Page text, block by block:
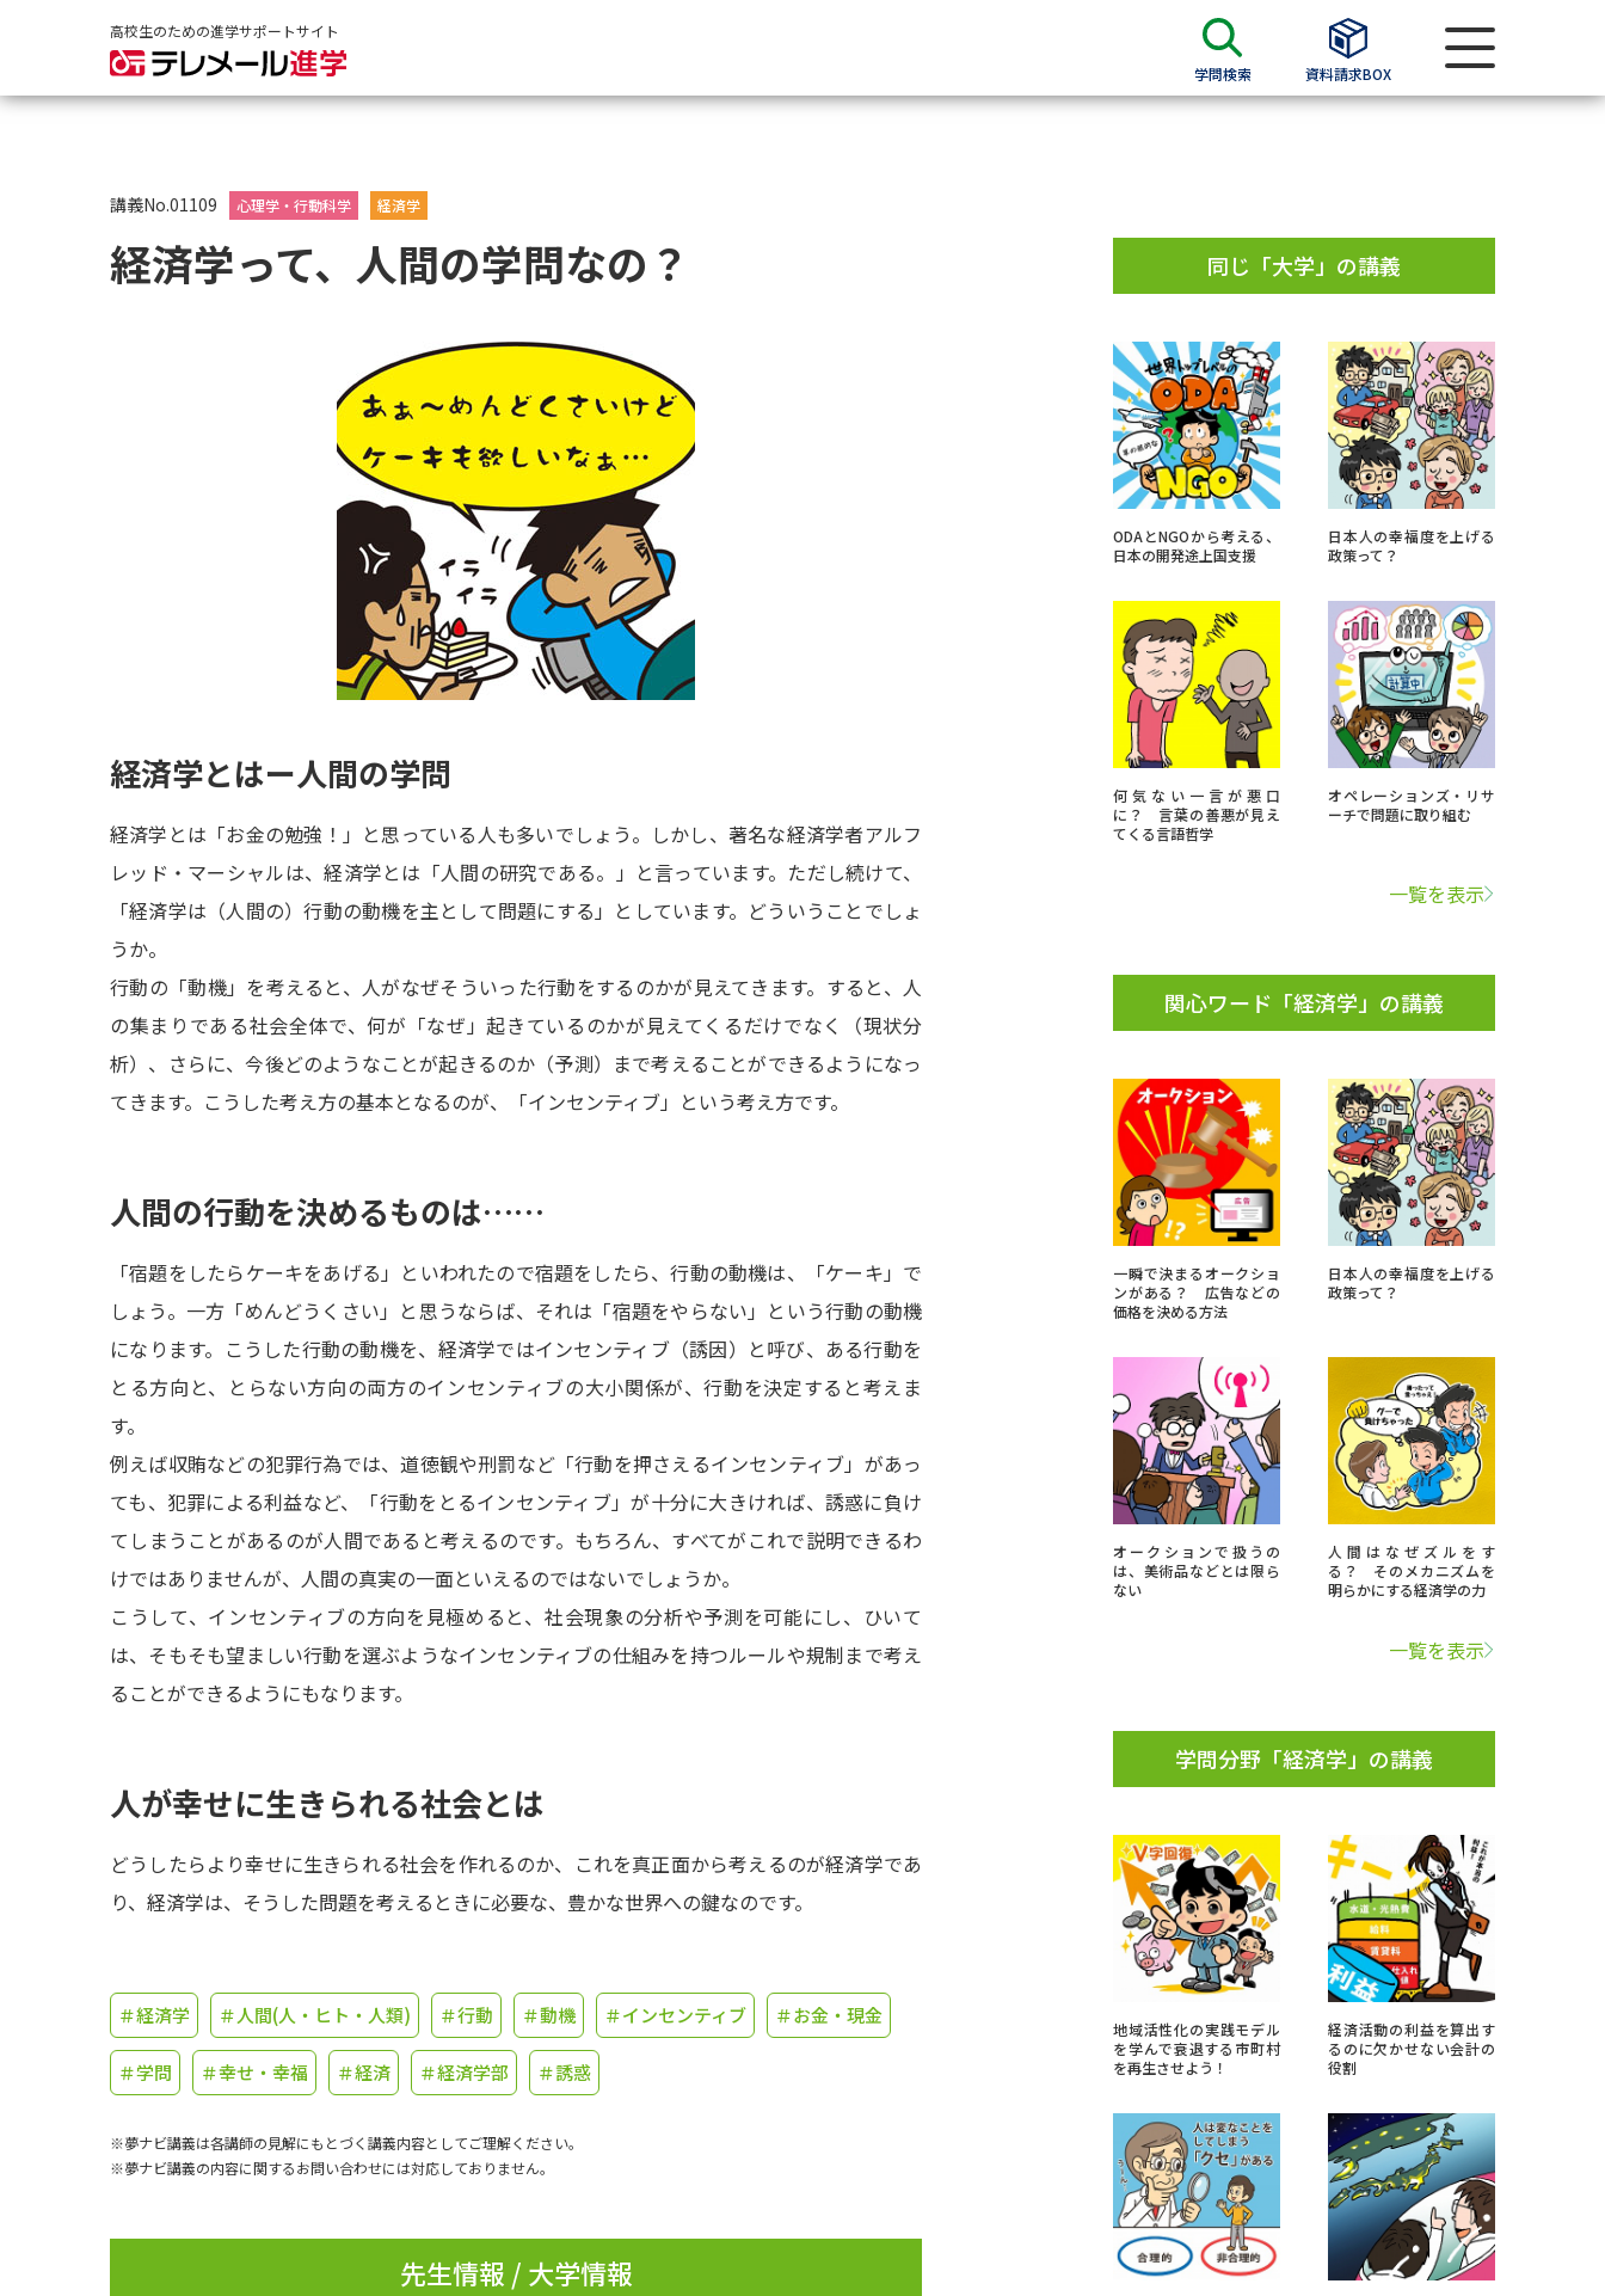
高校生のための進学サポートサイト
学問検索 資料請求BOX
大学入学共通テスト利用選抜の募集要項＆願書
過去問題集
留学・進学関連、塾・予備校
小学校教員資格認定試験
大学検索
大学で学べる内容や特徴を調べる
新増設大学・学部・学科特集
新学年スタート号特集ページ（高3生用）
新学年スタート号特集ページ（高2生用）
SELFBRAND特集ページ
実施プログラムから探す
来場型・Web型イベント特集
受験準備
志望校・出願校を調べる
併願校選び 受験スケジュールを立てよう
先輩が入学を決めた理由
新生活お役立ちガイド
学問発見
ユーザーサポート
Ｑ＆Ａ よくあるご質問
このサイトについて
資料の料金のお支払いについて 受付内容・発送状況の確認 テレメール
お支払いサイト
お問合せ先 テレメール進学カタログ 訂正のご案内
講義No.01109 心理学・行動科学 経済学
経済学って、人間の学問なの？
経済学とはー人間の学問
経済学とは「お金の勉強！」と思っている人も多いでしょう。しかし、著名な経済学者アルフ
レッド・マーシャルは、経済学とは「人間の研究である。」と言っています。ただし続けて、
「経済学は（人間の）行動の動機を主として問題にする」としています。どういうことでしょ
うか。
行動の「動機」を考えると、人がなぜそういった行動をするのかが見えてきます。すると、人
の集まりである社会全体で、何が「なぜ」起きているのかが見えてくるだけでなく（現状分
析）、さらに、今後どのようなことが起きるのか（予測）まで考えることができるようになっ
てきます。こうした考え方の基本となるのが、「インセンティブ」という考え方です。
人間の行動を決めるものは……
「宿題をしたらケーキをあげる」といわれたので宿題をしたら、行動の動機は、「ケーキ」で
しょう。一方「めんどうくさい」と思うならば、それは「宿題をやらない」という行動の動機
になります。こうした行動の動機を、経済学ではインセンティブ（誘因）と呼び、ある行動を
とる方向と、とらない方向の両方のインセンティブの大小関係が、行動を決定すると考えま
す。
例えば収賄などの犯罪行為では、道徳観や刑罰など「行動を押さえるインセンティブ」があっ
ても、犯罪による利益など、「行動をとるインセンティブ」が十分に大きければ、誘惑に負け
てしまうことがあるのが人間であると考えるのです。もちろん、すべてがこれで説明できるわ
けではありませんが、人間の真実の一面といえるのではないでしょうか。
こうして、インセンティブの方向を見極めると、社会現象の分析や予測を可能にし、ひいて
は、そもそも望ましい行動を選ぶようなインセンティブの仕組みを持つルールや規制まで考え
ることができるようにもなります。
人が幸せに生きられる社会とは
どうしたらより幸せに生きられる社会を作れるのか、これを真正面から考えるのが経済学であ
り、経済学は、そうした問題を考えるときに必要な、豊かな世界への鍵なのです。
＃経済学 ＃人間(人・ヒト・人類) ＃行動 ＃動機 ＃インセンティブ ＃お金・現金
＃学問 ＃幸せ・幸福 ＃経済 ＃経済学部 ＃誘惑
※夢ナビ講義は各講師の見解にもとづく講義内容としてご理解ください。
※夢ナビ講義の内容に関するお問い合わせには対応しておりません。
先生情報 / 大学情報
同じ「大学」の講義
ODAとNGOから考える、
日本の開発途上国支援
日本人の幸福度を上げる
政策って？
何気ない一言が悪口
に？ 言葉の善悪が見え
てくる言語哲学
オペレーションズ・リサ
ーチで問題に取り組む
一覧を表示
関心ワード「経済学」の講義
一瞬で決まるオークショ
ンがある？ 広告などの
価格を決める方法
日本人の幸福度を上げる
政策って？
オークションで扱うの
は、美術品などとは限ら
ない
人間はなぜズルをす
る？ そのメカニズムを
明らかにする経済学の力
一覧を表示
学問分野「経済学」の講義
地域活性化の実践モデル
を学んで衰退する市町村
を再生させよう！
経済活動の利益を算出す
るのに欠かせない会計の
役割